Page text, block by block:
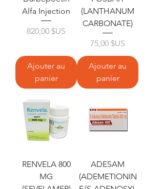
Alfa Injection
Prix
820,00 $US
Ajouter au
panier
(LANTHANUM
CARBONATE)
Prix
75,00 $US
Ajouter au
panier
RENVELA 800
MG
ADESAM
(ADEMETIONIN